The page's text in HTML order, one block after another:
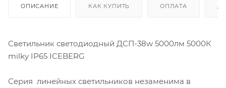
ОПИСАНИЕ КАК КУПИТЬ ОПЛАТА
Светильник светодиодный ДСП-38w 5000лм 5000К
milky IP65 ICEBERG
Серия линейных светильников незаменима в